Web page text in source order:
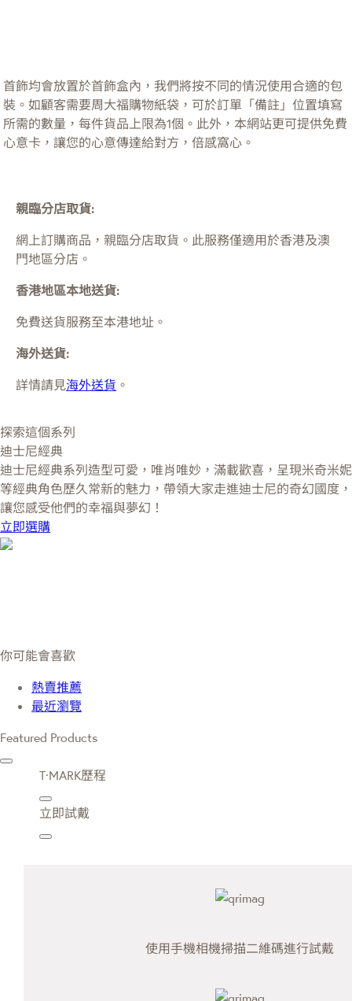
首飾均會放置於首飾盒內，我們將按不同的情況使用合適的包
裝。如顧客需要周大福購物紙袋，可於訂單「備註」位置填寫
所需的數量，每件貨品上限為1個。此外，本網站更可提供免費
心意卡，讓您的心意傳達給對方，倍感窩心。
親臨分店取貨:
網上訂購商品，親臨分店取貨。此服務僅適用於香港及澳
門地區分店。
香港地區本地送貨:
免費送貨服務至本港地址。
海外送貨:
詳情請見海外送貨 。
探索這個系列
迪士尼經典
迪士尼經典系列造型可愛，唯肖唯妙，滿載歡喜，呈現米奇米妮
等經典角色歷久常新的魅力，帶領大家走進迪士尼的奇幻國度，
讓您感受他們的幸福與夢幻！
立即選購
你可能會喜歡
熱賣推薦
最近瀏覽
Featured Products
T·MARK歷程
立即試戴
使用手機相機掃描二維碼進行試戴